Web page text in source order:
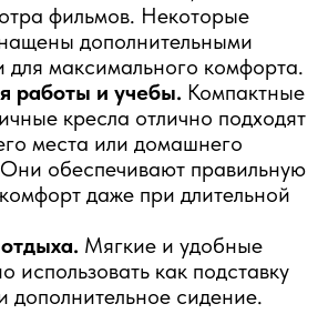
фильмов. Некоторые
дополнительными
для максимального комфорта.
работы и учебы. Компактные
кресла отлично подходят
места или домашнего
обеспечивают правильную
даже при длительной
Мягкие и удобные
использовать как подставку
дополнительное сидение.